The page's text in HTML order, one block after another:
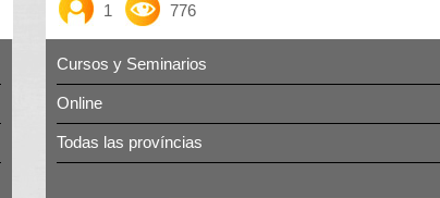
1 776
Cursos y Seminarios
Online
Todas las províncias